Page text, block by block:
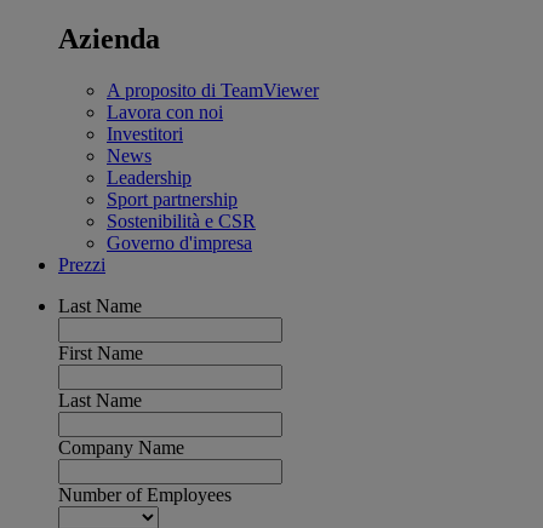
Azienda
A proposito di TeamViewer
Lavora con noi
Investitori
News
Leadership
Sport partnership
Sostenibilità e CSR
Governo d'impresa
Prezzi
Last Name
First Name
Last Name
Company Name
Number of Employees